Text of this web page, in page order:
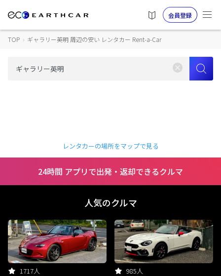
会員登録
TOP › ギャラリー英明 周辺の安い レンタカー Rent-a-Car
レンタカーの場所をマップで見る
24時間 アプリで出発・返却できるクルマ
人気のクルマ
1717人 985人